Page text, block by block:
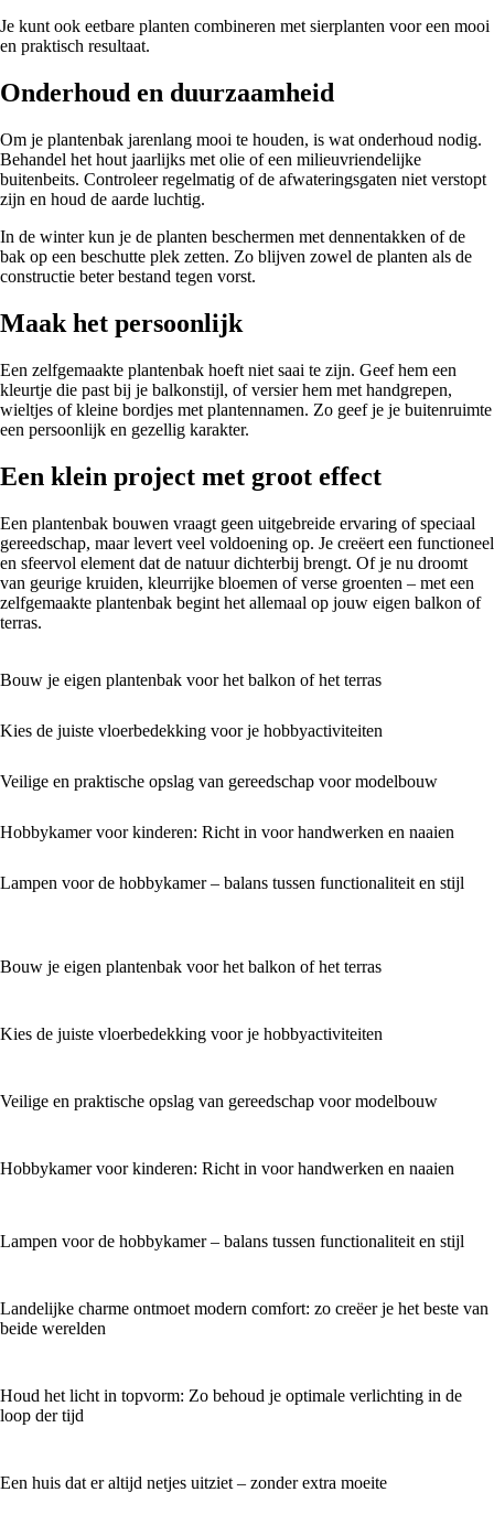
Je kunt ook eetbare planten combineren met sierplanten voor een mooi
en praktisch resultaat.
Onderhoud en duurzaamheid
Om je plantenbak jarenlang mooi te houden, is wat onderhoud nodig.
Behandel het hout jaarlijks met olie of een milieuvriendelijke
buitenbeits. Controleer regelmatig of de afwateringsgaten niet verstopt
zijn en houd de aarde luchtig.
In de winter kun je de planten beschermen met dennentakken of de
bak op een beschutte plek zetten. Zo blijven zowel de planten als de
constructie beter bestand tegen vorst.
Maak het persoonlijk
Een zelfgemaakte plantenbak hoeft niet saai te zijn. Geef hem een
kleurtje die past bij je balkonstijl, of versier hem met handgrepen,
wieltjes of kleine bordjes met plantennamen. Zo geef je je buitenruimte
een persoonlijk en gezellig karakter.
Een klein project met groot effect
Een plantenbak bouwen vraagt geen uitgebreide ervaring of speciaal
gereedschap, maar levert veel voldoening op. Je creëert een functioneel
en sfeervol element dat de natuur dichterbij brengt. Of je nu droomt
van geurige kruiden, kleurrijke bloemen of verse groenten – met een
zelfgemaakte plantenbak begint het allemaal op jouw eigen balkon of
terras.
Bouw je eigen plantenbak voor het balkon of het terras
Kies de juiste vloerbedekking voor je hobbyactiviteiten
Veilige en praktische opslag van gereedschap voor modelbouw
Hobbykamer voor kinderen: Richt in voor handwerken en naaien
Lampen voor de hobbykamer – balans tussen functionaliteit en stijl
Bouw je eigen plantenbak voor het balkon of het terras
Kies de juiste vloerbedekking voor je hobbyactiviteiten
Veilige en praktische opslag van gereedschap voor modelbouw
Hobbykamer voor kinderen: Richt in voor handwerken en naaien
Lampen voor de hobbykamer – balans tussen functionaliteit en stijl
Landelijke charme ontmoet modern comfort: zo creëer je het beste van
beide werelden
Houd het licht in topvorm: Zo behoud je optimale verlichting in de
loop der tijd
Een huis dat er altijd netjes uitziet – zonder extra moeite